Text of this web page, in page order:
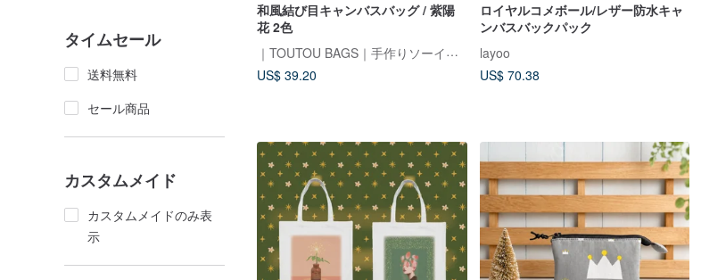
タイムセール
送料無料
セール商品
カスタムメイド
カスタムメイドのみ表
示
和風結び目キャンバスバッグ / 紫陽
花 2色
｜TOUTOU BAGS｜手作りソーイングルーム
US$ 39.20
ロイヤルコメボール/レザー防水キャ
ンバスバックパック
layoo
US$ 70.38